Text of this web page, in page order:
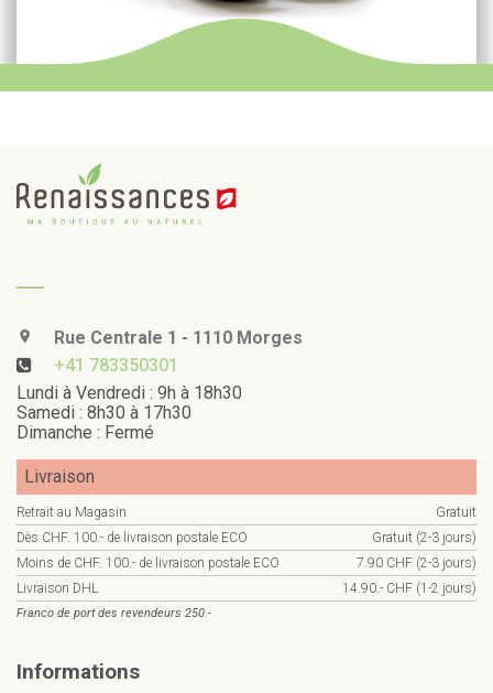
Rue Centrale 1 - 1110 Morges
+41 783350301
Lundi à Vendredi : 9h à 18h30
Samedi : 8h30 à 17h30
Dimanche : Fermé
Livraison
Retrait au Magasin
Gratuit
Dès CHF. 100.- de livraison postale ECO
Gratuit (2-3 jours)
Moins de CHF. 100.- de livraison postale ECO
7.90 CHF (2-3 jours)
Livraison DHL
14.90.- CHF (1-2 jours)
Franco de port des revendeurs 250.-
Informations